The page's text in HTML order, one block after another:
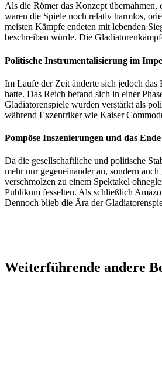
Als die Römer das Konzept
waren die Spiele noch relativ harmlos,
meisten Kämpfe endeten mit lebenden
beschreiben würde. Die
Politische Instrumentalisierung im
Im Laufe der Zeit änderte sich jedoch
hatte. Das Reich befand sich in einer
Gladiatorenspiele wurden verstärkt als
während Exzentriker wie Kaiser
Pompöse Inszenierungen und das
Da die gesellschaftliche und politische
mehr nur gegeneinander an, sondern
verschmolzen zu einem Spektakel
Publikum fesselten. Als schließlich
Dennoch blieb die Ära der
Weiterführende andere